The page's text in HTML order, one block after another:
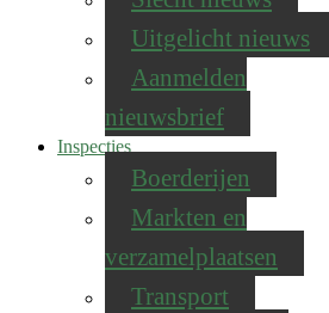
Uitgelicht nieuws
Aanmelden
nieuwsbrief
Inspecties
Boerderijen
Markten en
verzamelplaatsen
Transport